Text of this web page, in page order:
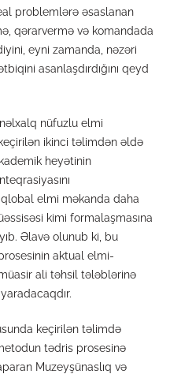
problemlərə əsaslanan
qərarvermə və komandada
eyni zamanda, nəzəri
asanlaşdırdığını qeyd
nüfuzlu elmi
ikinci təlimdən əldə
heyətinin
elmi məkanda daha
kimi formalaşmasına
Əlavə olunub ki, bu
aktual elmi-
ali təhsil tələblərinə
keçirilən təlimdə
tədris prosesinə
Muzeyşünaslıq və